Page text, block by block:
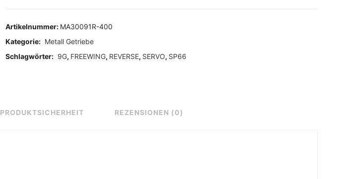
Artikelnummer: MA30091R-400
Kategorie: Metall Getriebe
Schlagwörter: 9G, FREEWING, REVERSE, SERVO, SP66
PRODUKTSICHERHEIT REZENSIONEN (0)